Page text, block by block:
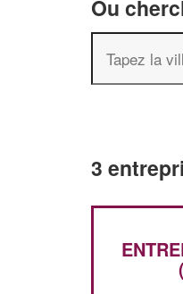
Ou
3